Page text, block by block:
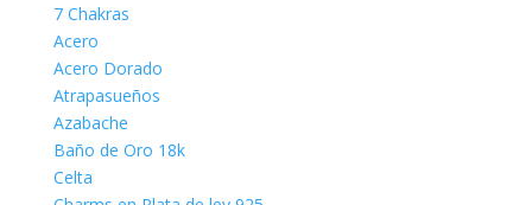
7 Chakras
Acero
Acero Dorado
Atrapasueños
Azabache
Baño de Oro 18k
Celta